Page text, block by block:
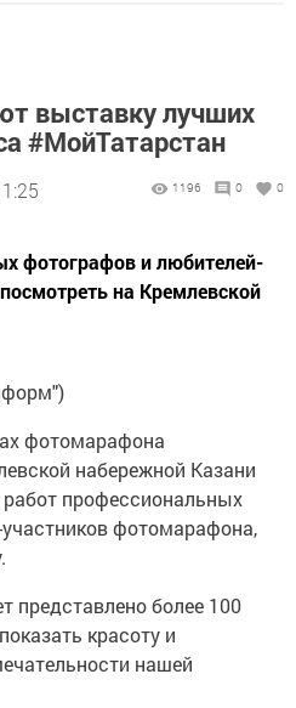
выставку лучших
#МойТатарстан
1196 0 0
фотографов и любителей-
на Кремлевской
фотомарафона
набережной Казани
профессиональных
фотомарафона,
представлено более 100
красоту и
нашей